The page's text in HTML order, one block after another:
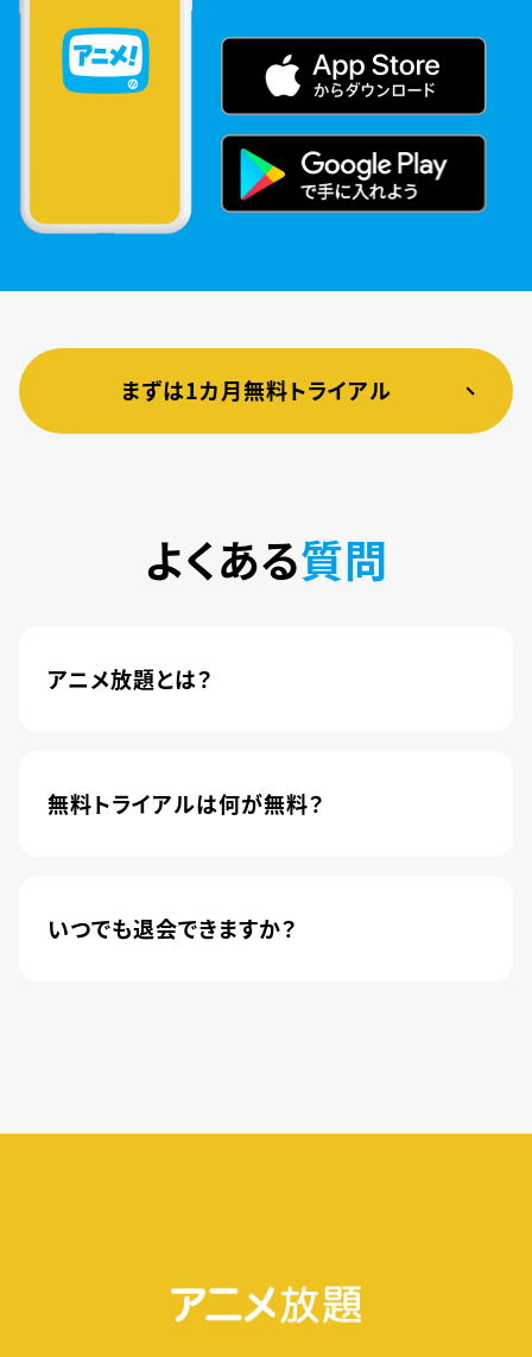
まずは1カ月無料トライアル
よくある質問
アニメ放題とは？
されました。
無料トライアルは何が無料？
いつでも退会できますか？